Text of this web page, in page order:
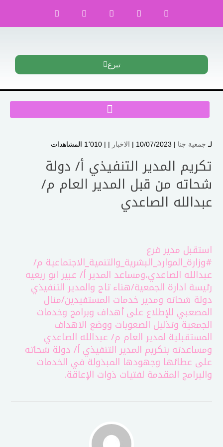
تبرع
لـ جمعية جنا | 10/07/2023 | الاخبار | | 1٬010 المشاهدات
تكريم المدير التنفيذي أ/ دولة
شحاته من قبل المدير العام م/
عبدالله الصاعدي
استقبل مدير فرع
#وزارة_الموارد_البشرية_والتنمية_الاجتماعية م/
عبدالله الصاعدي،ومساعد المدير أ/ عبير ابو ربعيه
رئيسة ادارة الجمعية/هناء تاج والمدير التنفيذي
دولة شحاته ومدير خدمات المستفيدين/منال
المصعبي للإطلاع على أهداف وبرامج وخدمات
الجمعية وتذليل الصعوبات ووضع الاهداف
المستقبلية لمدير العام م/ عبدالله الصاعدي
ومساعدته بتكريم المدير التنفيذي أ/ دولة شحاته
على عطائها وجهودها المبذولة في الخدمات
والبرامج المقدمة لفتيات ذوات الإعاقة.